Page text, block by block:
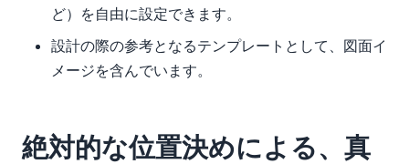
ど）を自由に設定できます。
設計の際の参考となるテンプレートとして、図面イ
メージを含んでいます。
絶対的な位置決めによる、真